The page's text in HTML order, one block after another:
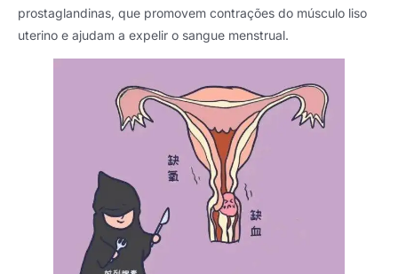
prostaglandinas, que promovem contrações do músculo liso
uterino e ajudam a expelir o sangue menstrual.